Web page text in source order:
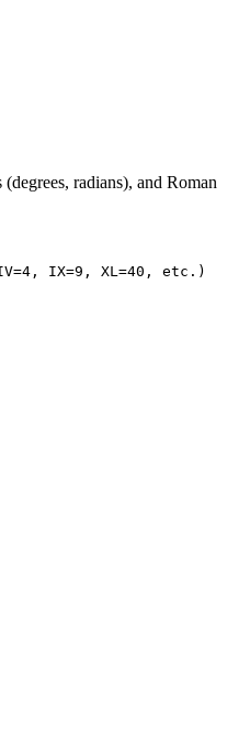
radians), and Roman
IX=9, XL=40, etc.)